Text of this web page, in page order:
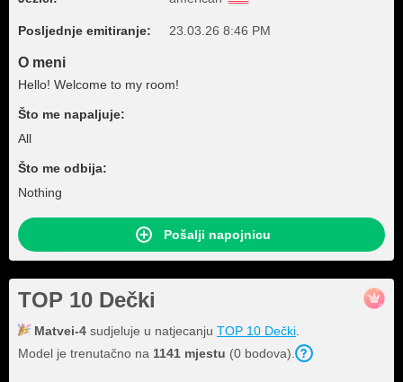
Posljednje emitiranje: 23.03.26 8:46 PM
O meni
Hello! Welcome to my room!
Što me napaljuje:
All
Što me odbija:
Nothing
Pošalji napojnicu
TOP 10 Dečki
Matvei-4 sudjeluje u natjecanju TOP 10 Dečki
Model je trenutačno na 1141 mjestu (0 bodova).